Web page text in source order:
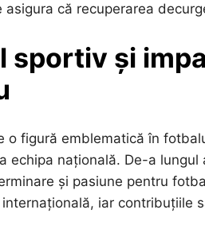
asigura că recuperarea
sportiv și
o figură emblematică în
echipa națională. De-a
și pasiune pentru
iar contribuțiile